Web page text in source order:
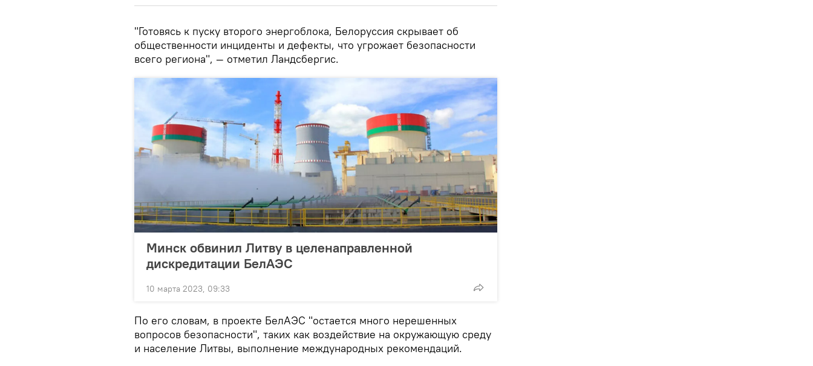
"Готовясь к пуску второго энергоблока, Белоруссия скрывает об
общественности инциденты и дефекты, что угрожает безопасности
всего региона", — отметил Ландсбергис.
Минск обвинил Литву в целенаправленной
дискредитации БелАЭС
10 марта 2023, 09:33
По его словам, в проекте БелАЭС "остается много нерешенных
вопросов безопасности", таких как воздействие на окружающую среду
и население Литвы, выполнение международных рекомендаций.